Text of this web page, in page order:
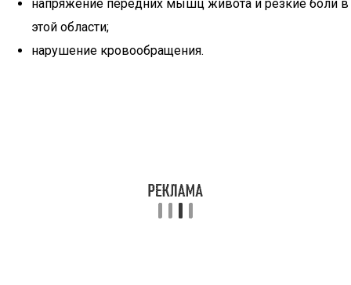
напряжение передних мышц живота и резкие боли в
этой области;
нарушение кровообращения.